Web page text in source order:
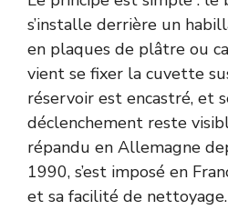
s’installe derrière un
en plaques de plâtre ou
vient se fixer la cuvette
réservoir est encastré, et
déclenchement reste
répandu en Allemagne
1990, s’est imposé en
et sa facilité de nettoyage.